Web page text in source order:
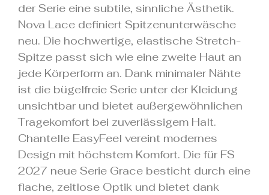
der Serie eine subtile, sinnliche Ästhetik.
Nova Lace definiert Spitzenunterwäsche
neu. Die hochwertige, elastische Stretch-
Spitze passt sich wie eine zweite Haut an
jede Körperform an. Dank minimaler Nähte
ist die bügelfreie Serie unter der Kleidung
unsichtbar und bietet außergewöhnlichen
Tragekomfort bei zuverlässigem Halt.
Chantelle EasyFeel vereint modernes
Design mit höchstem Komfort. Die für FS
2027 neue Serie Grace besticht durch eine
flache, zeitlose Optik und bietet dank